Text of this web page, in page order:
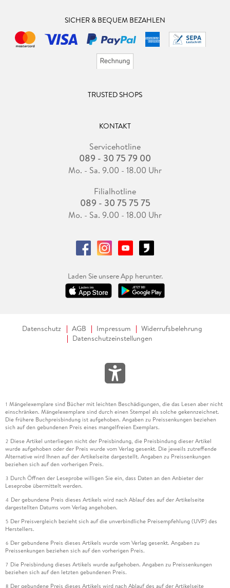
SICHER & BEQUEM BEZAHLEN
TRUSTED SHOPS
KONTAKT
Servicehotline
089 - 30 75 79 00
Mo. - Sa. 9.00 - 18.00 Uhr
Filialhotline
089 - 30 75 75 75
Mo. - Sa. 9.00 - 18.00 Uhr
Laden Sie unsere App herunter.
Datenschutz AGB Impressum
Widerrufsbelehrung
Datenschutzeinstellungen
1 Mängelexemplare sind Bücher mit leichten Beschädigungen, die das Lesen aber nicht
einschränken. Mängelexemplare sind durch einen Stempel als solche gekennzeichnet.
Die frühere Buchpreisbindung ist aufgehoben. Angaben zu Preissenkungen beziehen
sich auf den gebundenen Preis eines mangelfreien Exemplars.
2 Diese Artikel unterliegen nicht der Preisbindung, die Preisbindung dieser Artikel
wurde aufgehoben oder der Preis wurde vom Verlag gesenkt. Die jeweils zutreffende
Alternative wird Ihnen auf der Artikelseite dargestellt. Angaben zu Preissenkungen
beziehen sich auf den vorherigen Preis.
3 Durch Öffnen der Leseprobe willigen Sie ein, dass Daten an den Anbieter der
Leseprobe übermittelt werden.
4 Der gebundene Preis dieses Artikels wird nach Ablauf des auf der Artikelseite
dargestellten Datums vom Verlag angehoben.
5 Der Preisvergleich bezieht sich auf die unverbindliche Preisempfehlung (UVP) des
Herstellers.
6 Der gebundene Preis dieses Artikels wurde vom Verlag gesenkt. Angaben zu
Preissenkungen beziehen sich auf den vorherigen Preis.
7 Die Preisbindung dieses Artikels wurde aufgehoben. Angaben zu Preissenkungen
beziehen sich auf den letzten gebundenen Preis.
8 Der gebundene Preis dieses Artikels wird nach Ablauf des auf der Artikelseite